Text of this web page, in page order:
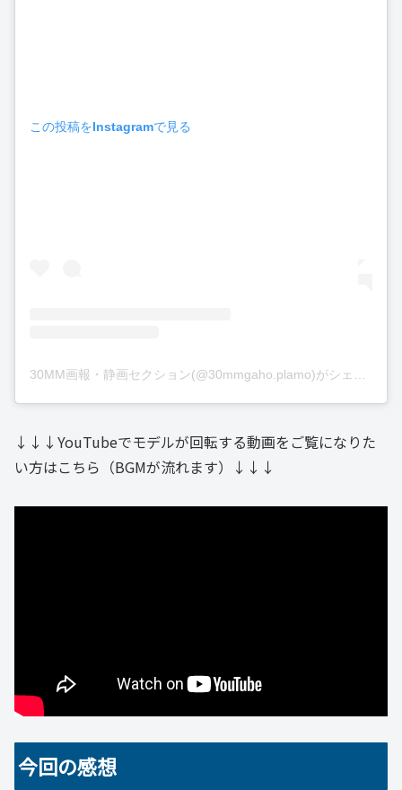
この投稿をInstagramで見る
↓↓↓YouTubeでモデルが回転する動画をご覧になりた
い方はこちら（BGMが流れます）↓↓↓
今回の感想